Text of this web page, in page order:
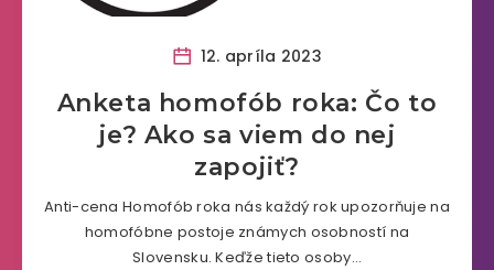
12. apríla 2023
Anketa homofób roka: Čo to
je? Ako sa viem do nej
zapojiť?
Anti-cena Homofób roka nás každý rok upozorňuje na
homofóbne postoje známych osobností na
Slovensku. Keďže tieto osoby…